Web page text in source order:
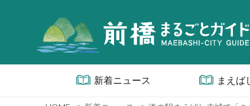
新着ニュース まえば